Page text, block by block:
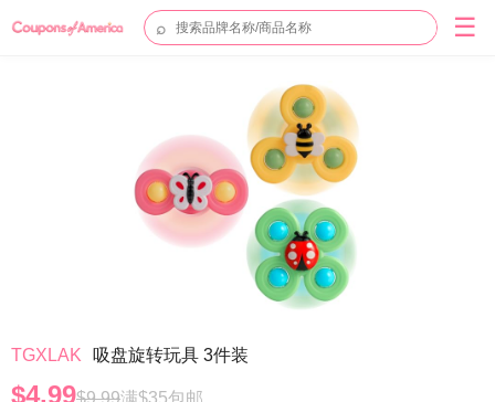
⌕ ☰
TGXLAK 吸盘旋转玩具 3件装
$4.99$9.99满$35包邮